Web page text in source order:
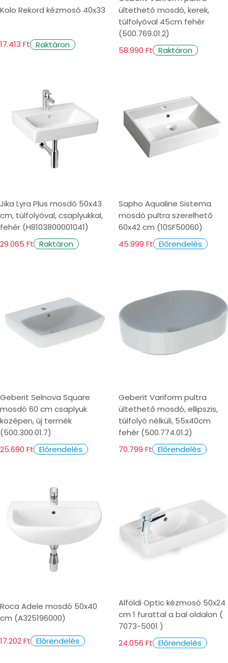
Kolo Rekord kézmosó 40x33
17.413 Ft Raktáron
ültethető mosdó, kerek,
túlfolyóval 45cm fehér
(500.769.01.2)
58.990 Ft Raktáron
Jika Lyra Plus mosdó 50x43
cm, túlfolyóval, csaplyukkal,
fehér (H8103800001041)
29.065 Ft Raktáron
Sapho Aqualine Sistema
mosdó pultra szerelhető
60x42 cm (10SF50060)
45.999 Ft Előrendelés
Geberit Selnova Square
mosdó 60 cm csaplyuk
középen, új termék
(500.300.01.7)
25.690 Ft Előrendelés
Geberit Variform pultra
ültethető mosdó, ellipszis,
túlfolyó nélküli, 55x40cm
fehér (500.774.01.2)
70.799 Ft Előrendelés
Roca Adele mosdó 50x40
cm (A325196000)
17.202 Ft Előrendelés
Alföldi Optic kézmosó 50x24
cm 1 furattal a bal oldalon (
7073-5001 )
24.056 Ft Előrendelés